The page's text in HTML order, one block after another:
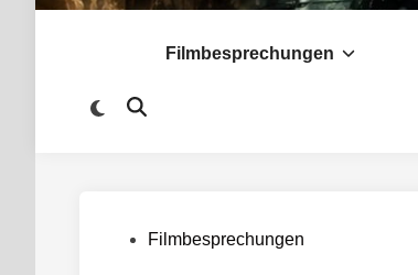
Filmbesprechungen
Zu
Suche
Veröffentlicht
Filmbesprechungen